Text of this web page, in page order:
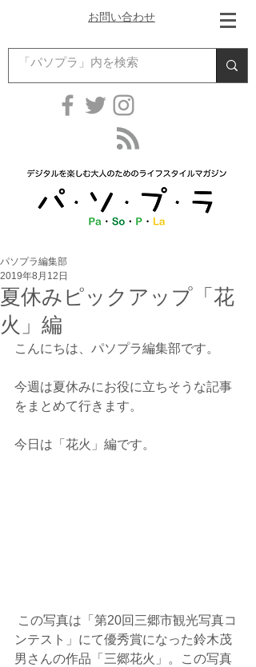
お問い合わせ
夏休みピックアップ「花
火」編
パソプラ編集部
2019年8月12日
こんにちは、パソプラ編集部です。
今週は夏休みにお役に立ちそうな記事
をまとめて行きます。
今日は「花火」編です。
ンテスト」にて優秀賞になった鈴木茂
男さんの作品「三郷花火」。この写真